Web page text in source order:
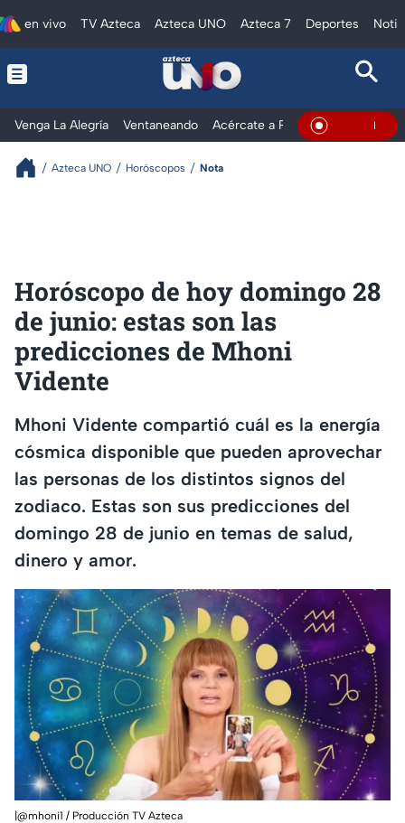
en vivo TV Azteca Azteca UNO Azteca 7 Deportes
Venga La Alegría Ventaneando Acércate a Rocío Al Extremo
En Vivo
Azteca UNO Horóscopos Nota
Horóscopo de hoy domingo 28
de junio: estas son las
predicciones de Mhoni
Vidente
Mhoni Vidente compartió cuál es la energía
cósmica disponible que pueden aprovechar
las personas de los distintos signos del
zodiaco. Estas son sus predicciones del
domingo 28 de junio en temas de salud,
dinero y amor.
|@mhoni1 / Producción TV Azteca